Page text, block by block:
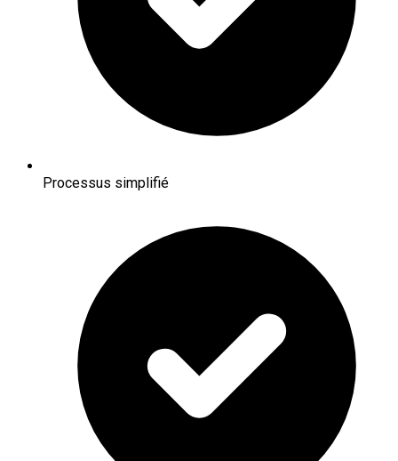
Processus simplifié